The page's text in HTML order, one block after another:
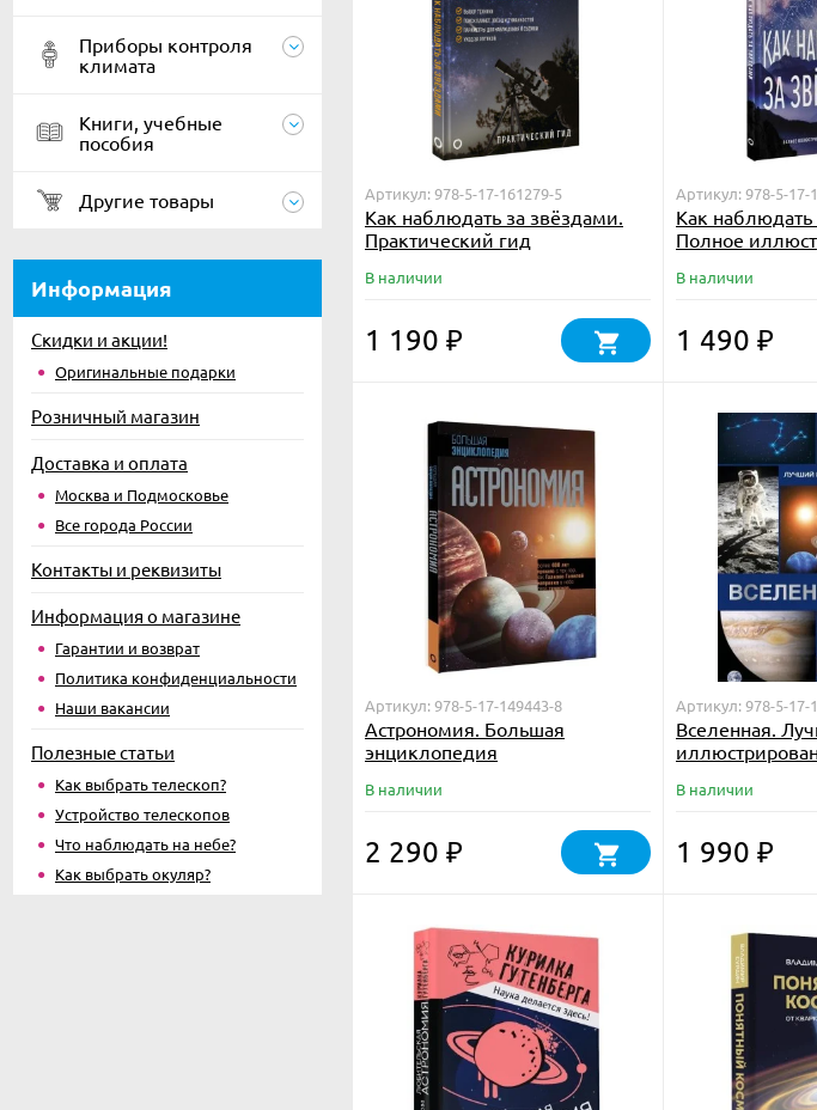
Приборы контроля
климата
Книги, учебные
пособия
Другие товары
Информация
Скидки и акции!
Оригинальные подарки
Розничный магазин
Доставка и оплата
Москва и Подмосковье
Все города России
Контакты и реквизиты
Информация о магазине
Гарантии и возврат
Политика конфиденциальности
Наши вакансии
Полезные статьи
Как выбрать телескоп?
Устройство телескопов
Что наблюдать на небе?
Как выбрать окуляр?
Артикул: 978-5-17-161279-5
Как наблюдать за звёздами.
Практический гид
В наличии
1 190 ₽
Артикул: 978-5-17-
Как
Полное
В наличии
1 490 ₽
Артикул: 978-5-17-149443-8
Астрономия. Большая
энциклопедия
В наличии
2 290 ₽
Артикул: 978-5-17-
Вселенная.
В наличии
1 990 ₽